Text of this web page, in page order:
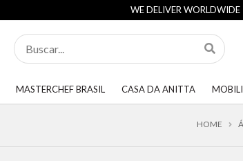
WE DELIVER
MASTERCHEF BRASIL CASA DA ANITTA
HOME